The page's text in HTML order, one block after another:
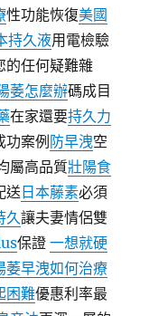
性功能恢復美國
持久液用電檢驗
的任何疑難雜
萎怎麼辦碼成目
在家還要持久力
功案例 防早洩空
屬高品質壯陽食
送 日本藤素必須
久讓夫妻情侶雙
保證一想就硬
萎早洩如何治療
困難優惠利率最